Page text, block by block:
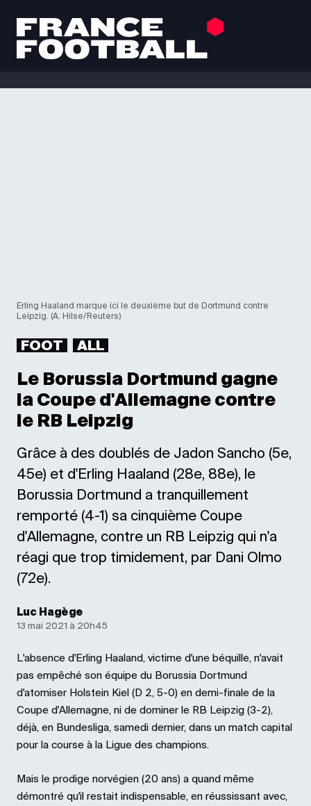
Erling Haaland marque ici le deuxième but de Dortmund contre
Leipzig. (A. Hilse/Reuters)
FOOT ALL
Le Borussia Dortmund gagne
la Coupe d'Allemagne contre
le RB Leipzig
Grâce à des doublés de Jadon Sancho (5e,
45e) et d'Erling Haaland (28e, 88e), le
Borussia Dortmund a tranquillement
remporté (4-1) sa cinquième Coupe
d'Allemagne, contre un RB Leipzig qui n'a
réagi que trop timidement, par Dani Olmo
(72e).
Luc Hagège
13 mai 2021 à 20h45
L'absence d'Erling Haaland, victime d'une béquille, n'avait
pas empêché son équipe du Borussia Dortmund
d'atomiser Holstein Kiel (D 2, 5-0) en demi-finale de la
Coupe d'Allemagne, ni de dominer le RB Leipzig (3-2),
déjà, en Bundesliga, samedi dernier, dans un match capital
pour la course à la Ligue des champions.
Mais le prodige norvégien (20 ans) a quand même
démontré qu'il restait indispensable, en réussissant avec,